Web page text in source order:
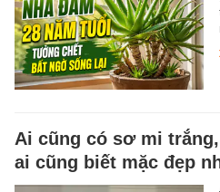
Ai cũng có sơ mi
ai cũng biết mặc đẹp